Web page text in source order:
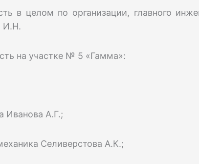
в целом по организации, главного
И.Н.
на участке № 5 «Гамма»:
Иванова А.Г.;
Селиверстова А.К.;